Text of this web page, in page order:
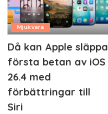
Mjukvara
Då kan Apple släppa
första betan av iOS
26.4 med
förbättringar till
Siri